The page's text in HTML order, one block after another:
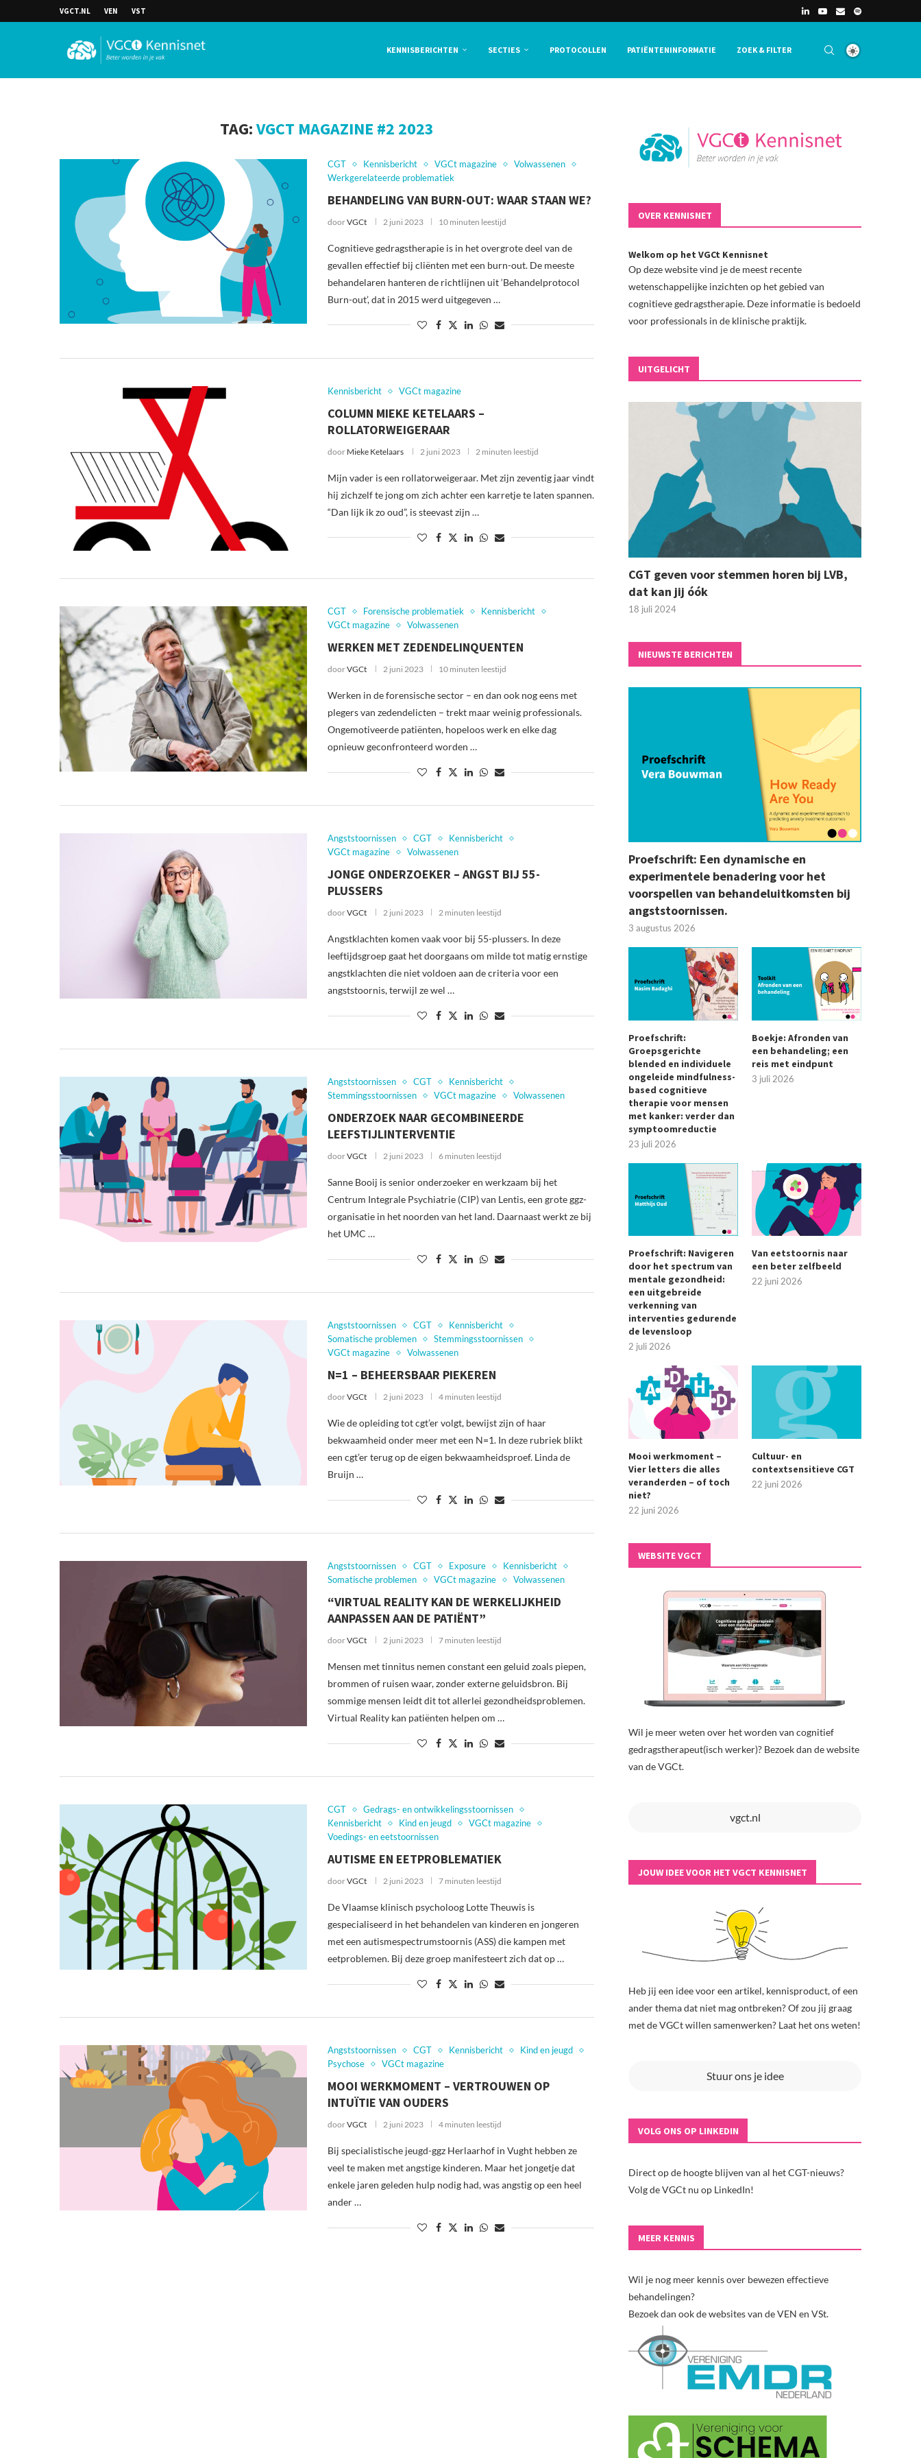
VGCT.NL VEN VST
KENNISBERICHTEN SECTIES PROTOCOLLEN PATIËNTENINFORMATIE ZOEK & FILTER
TAG:VGCT MAGAZINE #2 2023
CGT Kennisbericht VGCt magazine
Volwassenen
Werkgerelateerde problematiek
BEHANDELING VAN BURN-OUT: WAAR STAAN WE?
doorVGCt 2 juni 2023 10 minuten leestijd
Cognitieve gedragstherapie is in het overgrote deel van de
gevallen effectief bij cliënten met een burn-out. De meeste
behandelaren hanteren de richtlijnen uit ‘Behandelprotocol
Burn-out’, dat in 2015 werd uitgegeven …
Kennisbericht VGCt magazine
COLUMN MIEKE KETELAARS –
ROLLATORWEIGERAAR
door Mieke Ketelaars 2 juni 2023 2 minuten leestijd
Mijn vader is een rollatorweigeraar. Met zijn zeventig jaar vindt
hij zichzelf te jong om zich achter een karretje te laten spannen.
“Dan lijk ik zo oud”, is steevast zijn …
CGT Forensische problematiek
Kennisbericht
VGCt magazine
Volwassenen
WERKEN MET ZEDENDELINQUENTEN
doorVGCt 2 juni 2023 10 minuten leestijd
Werken in de forensische sector – en dan ook nog eens met
plegers van zedendelicten – trekt maar weinig professionals.
Ongemotiveerde patiënten, hopeloos werk en elke dag
opnieuw geconfronteerd worden …
Angststoornissen CGT
Kennisbericht
VGCt magazine
Volwassenen
JONGE ONDERZOEKER – ANGST BIJ 55-
PLUSSERS
doorVGCt 2 juni 2023 2 minuten leestijd
Angstklachten komen vaak voor bij 55-plussers. In deze
leeftijdsgroep gaat het doorgaans om milde tot matig ernstige
angstklachten die niet voldoen aan de criteria voor een
angststoornis, terwijl ze wel …
Angststoornissen CGT
Kennisbericht
Stemmingsstoornissen
VGCt magazine Volwassenen
ONDERZOEK NAAR GECOMBINEERDE
LEEFSTIJLINTERVENTIE
doorVGCt 2 juni 2023 6 minuten leestijd
Sanne Booij is senior onderzoeker en werkzaam bij het
Centrum Integrale Psychiatrie (CIP) van Lentis, een grote ggz-
organisatie in het noorden van het land. Daarnaast werkt ze bij
het UMC …
Angststoornissen CGT
Kennisbericht
Somatische problemen
Stemmingsstoornissen
VGCt magazine
Volwassenen
N=1 – BEHEERSBAAR PIEKEREN
doorVGCt 2 juni 2023 4 minuten leestijd
Wie de opleiding tot cgt’er volgt, bewijst zijn of haar
bekwaamheid onder meer met een N=1. In deze rubriek blikt
een cgt’er terug op de eigen bekwaamheidsproef. Linda de
Bruijn …
Angststoornissen CGT Exposure
Kennisbericht
Somatische problemen
VGCt magazine Volwassenen
“VIRTUAL REALITY KAN DE WERKELIJKHEID
AANPASSEN AAN DE PATIËNT”
doorVGCt 2 juni 2023 7 minuten leestijd
Mensen met tinnitus nemen constant een geluid zoals piepen,
brommen of ruisen waar, zonder externe geluidsbron. Bij
sommige mensen leidt dit tot allerlei gezondheidsproblemen.
Virtual Reality kan patiënten helpen om …
CGT
Gedrags- en ontwikkelingsstoornissen
Kennisbericht
Kind en jeugd
VGCt magazine
Voedings- en eetstoornissen
AUTISME EN EETPROBLEMATIEK
doorVGCt 2 juni 2023 7 minuten leestijd
De Vlaamse klinisch psycholoog Lotte Theuwis is
gespecialiseerd in het behandelen van kinderen en jongeren
met een autismespectrumstoornis (ASS) die kampen met
eetproblemen. Bij deze groep manifesteert zich dat op …
Angststoornissen CGT Kennisbericht
Kind en jeugd
Psychose
VGCt magazine
MOOI WERKMOMENT – VERTROUWEN OP
INTUÏTIE VAN OUDERS
doorVGCt 2 juni 2023 4 minuten leestijd
Bij specialistische jeugd-ggz Herlaarhof in Vught hebben ze
veel te maken met angstige kinderen. Maar het jongetje dat
enkele jaren geleden hulp nodig had, was angstig op een heel
ander …
OVER KENNISNET
Welkom op het VGCt Kennisnet
Op deze website vind je de meest recente
wetenschappelijke inzichten op het gebied van
cognitieve gedragstherapie. Deze informatie is bedoeld
voor professionals in de klinische praktijk.
UITGELICHT
CGT geven voor stemmen horen bij LVB,
dat kan jij óók
18 juli 2024
NIEUWSTE BERICHTEN
Proefschrift: Een dynamische en
experimentele benadering voor het
voorspellen van behandeluitkomsten bij
angststoornissen.
3 augustus 2026
Proefschrift:
Groepsgerichte
blended en individuele
ongeleide mindfulness-
based cognitieve
therapie voor mensen
met kanker: verder dan
symptoomreductie
23 juli 2026
Boekje: Afronden van
een behandeling; een
reis met eindpunt
3 juli 2026
Proefschrift: Navigeren
door het spectrum van
mentale gezondheid:
een uitgebreide
verkenning van
interventies gedurende
de levensloop
2 juli 2026
Van eetstoornis naar
een beter zelfbeeld
22 juni 2026
Mooi werkmoment –
Vier letters die alles
veranderden – of toch
niet?
22 juni 2026
Cultuur- en
contextsensitieve CGT
22 juni 2026
WEBSITE VGCT
Wil je meer weten over het worden van cognitief
gedragstherapeut(isch werker)? Bezoek dan de website
van de VGCt.
vgct.nl
JOUW IDEE VOOR HET VGCT KENNISNET
Heb jij een idee voor een artikel, kennisproduct, of een
ander thema dat niet mag ontbreken? Of zou jij graag
met de VGCt willen samenwerken? Laat het ons weten!
Stuur ons je idee
VOLG ONS OP LINKEDIN
Direct op de hoogte blijven van al het CGT-nieuws?
Volg de VGCt nu op LinkedIn!
MEER KENNIS
Wil je nog meer kennis over bewezen effectieve
behandelingen?
Bezoek dan ook de websites van de VEN en VSt.